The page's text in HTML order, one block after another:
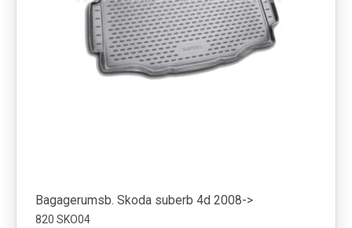
Bagagerumsb. Skoda suberb 4d 2008->
820 SKO04